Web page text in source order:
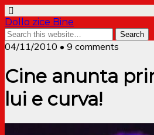
Dollo zice Bine
04/11/2010 • 9 comments
Cine anunta
lui e curva!